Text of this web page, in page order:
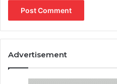
Advertisement